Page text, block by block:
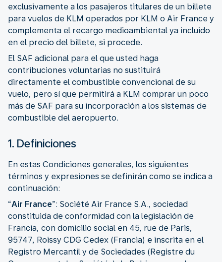
exclusivamente a los pasajeros titulares de un billete
para vuelos de KLM operados por KLM o Air France y
complementa el recargo medioambiental ya incluido
en el precio del billete, si procede.
El SAF adicional para el que usted haga
contribuciones voluntarias no sustituirá
directamente el combustible convencional de su
vuelo, pero sí que permitirá a KLM comprar un poco
más de SAF para su incorporación a los sistemas de
combustible del aeropuerto.
1. Definiciones
En estas Condiciones generales, los siguientes
términos y expresiones se definirán como se indica a
continuación:
“Air France”: Société Air France S.A., sociedad
constituida de conformidad con la legislación de
Francia, con domicilio social en 45, rue de Paris,
95747, Roissy CDG Cedex (Francia) e inscrita en el
Registro Mercantil y de Sociedades (Registre du